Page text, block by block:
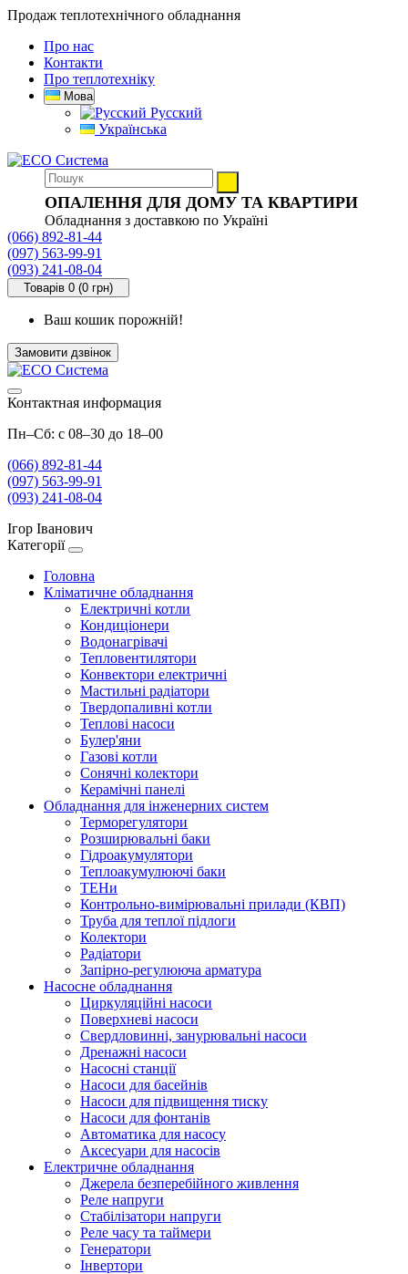
Продаж теплотехнічного обладнання
Про нас
Контакти
Про теплотехніку
Мова
Русский
Українська
ОПАЛЕННЯ ДЛЯ ДОМУ ТА КВАРТИРИ
Обладнання з доставкою по Україні
(066) 892-81-44
(097) 563-99-91
(093) 241-08-04
Товарів 0 (0 грн)
Ваш кошик порожній!
Замовити дзвінок
Контактная информация
Пн–Сб: с 08–30 до 18–00
(066) 892-81-44
(097) 563-99-91
(093) 241-08-04
Ігор Іванович
Категорії
Головна
Кліматичне обладнання
Електричні котли
Кондиціонери
Водонагрівачі
Тепловентилятори
Конвектори електричні
Мастильні радіатори
Твердопаливні котли
Теплові насоси
Булер'яни
Газові котли
Сонячні колектори
Керамічні панелі
Обладнання для інженерних систем
Терморегулятори
Розширювальні баки
Гідроакумулятори
Теплоакумулюючі баки
ТЕНи
Контрольно-вимірювальні прилади (КВП)
Труба для теплої підлоги
Колектори
Радіатори
Запірно-регулююча арматура
Насосне обладнання
Циркуляційні насоси
Поверхневі насоси
Свердловинні, занурювальні насоси
Дренажні насоси
Насосні станції
Насоси для басейнів
Насоси для підвищення тиску
Насоси для фонтанів
Автоматика для насосу
Аксесуари для насосів
Електричне обладнання
Джерела безперебійного живлення
Реле напруги
Стабілізатори напруги
Реле часу та таймери
Генератори
Інвертори